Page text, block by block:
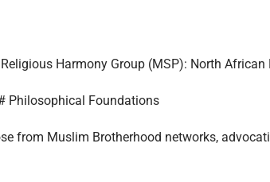
Harmony Group (MSP): North African
Philosophical Foundations
from Muslim Brotherhood networks,